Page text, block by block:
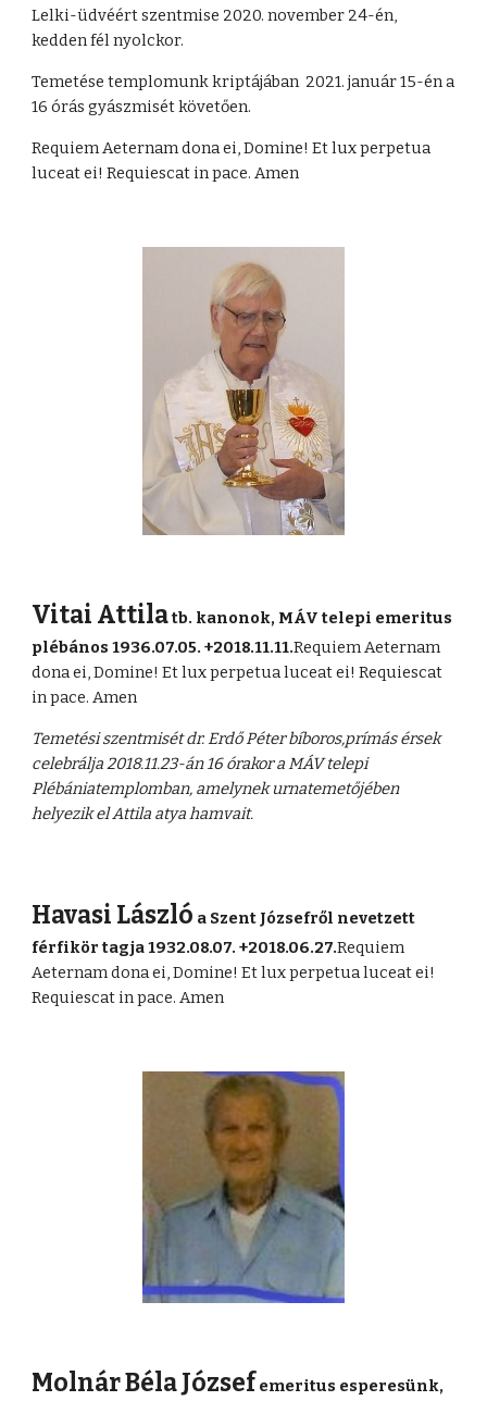
Lelki-üdvéért szentmise 2020. november 24-én,
kedden fél nyolckor.
Temetése templomunk kriptájában 2021. január 15-én a
16 órás gyászmisét követően.
Requiem Aeternam dona ei, Domine! Et lux perpetua
luceat ei! Requiescat in pace. Amen
Vitai Attilatb. kanonok, MÁV telepi emeritus
plébános 1936.07.05. +2018.11.11.Requiem Aeternam
dona ei, Domine! Et lux perpetua luceat ei! Requiescat
in pace. Amen
Temetési szentmisét dr. Erdő Péter bíboros,prímás érsek
celebrálja 2018.11.23-án 16 órakor a MÁV telepi
Plébániatemplomban, amelynek urnatemetőjében
helyezik el Attila atya hamvait.
Havasi László a Szent Józsefről nevetzett
férfikör tagja 1932.08.07. +2018.06.27.Requiem
Aeternam dona ei, Domine! Et lux perpetua luceat ei!
Requiescat in pace. Amen
Molnár Béla Józsefemeritus esperesünk,